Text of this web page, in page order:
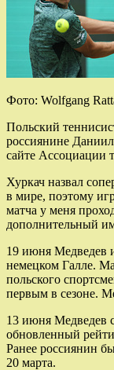
Фото: Wolfgang
Польский
россиянине
сайте Ассоциации
Хуркач назвал
в мире, поэтому
матча у меня
дополнительный
19 июня Медведев
немецком Галле.
польского
первым в сезоне.
13 июня Медведев
обновленный
Ранее россиянин
20 марта.